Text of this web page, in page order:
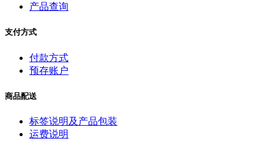
产品查询
支付方式
付款方式
预存账户
商品配送
标签说明及产品包装
运费说明